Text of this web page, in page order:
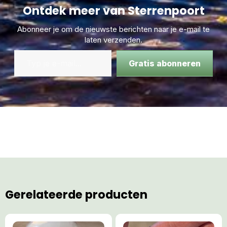
Colitis
Kalium verrijking
Selenium verrijking
Emotionele klachten
Vertrouwensproblemen
Moeite gevoelens te uiten
TIPS:
Tevens kan je een op jouw leven geactiveerde
Solfeggio Klank Piramide bestellen in deCategorie
KWAN YIN
Ontdek meer van Sterrenpoort
Abonneer je om de nieuwste berichten naar je e-mail te
laten verzenden.
Gratis abonneren
Gerelateerde producten